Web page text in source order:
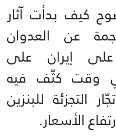
كيف بدأت آثار
عن العدوان
على إيران على
في وقت كثّف فيه
التجزئة للبنزين
الأسعار.